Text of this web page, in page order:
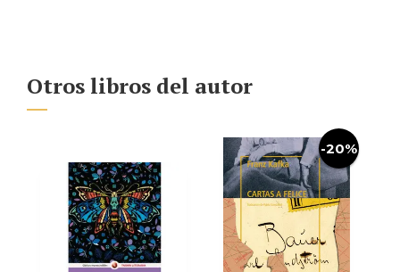
Otros libros del autor
-20%